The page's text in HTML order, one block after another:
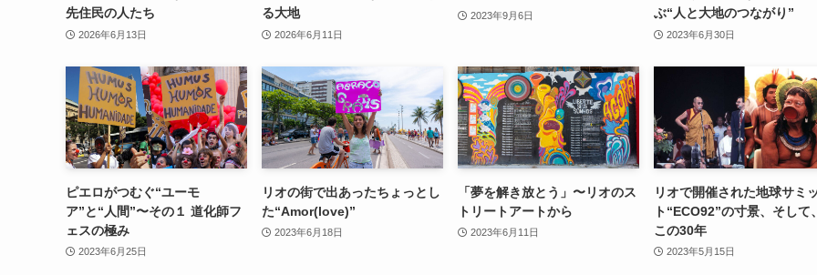
先住民の人たち
2026年6月13日
る大地
2026年6月11日
2023年9月6日
ぶ“人と大地のつながり”
2023年6月30日
ピエロがつむぐ“ユーモ
ア”と“人間”〜その１ 道化師フ
ェスの極み
2023年6月25日
リオの街で出あったちょっとし
た“Amor(love)”
2023年6月18日
「夢を解き放とう」〜リオのス
トリートアートから
2023年6月11日
リオで開催された地球サミ
ト“ECO92”の寸景、そして
この30年
2023年5月15日